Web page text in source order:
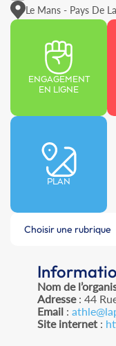
Le Mans - Pays De
ENGAGEMENT
EN LIGNE
PLAN
Choisir une rubrique
Nom de
Adresse: 44
Email :
Site internet :